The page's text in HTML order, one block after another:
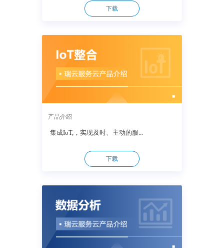
下载
产品介绍
集成IoT,，实现及时、主动的服...
下载